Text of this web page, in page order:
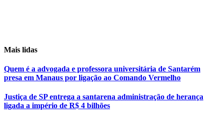
Mais lidas
Quem é a advogada e professora universitária de Santarém
presa em Manaus por ligação ao Comando Vermelho
Justiça de SP entrega a santarena administração de herança
ligada a império de R$ 4 bilhões